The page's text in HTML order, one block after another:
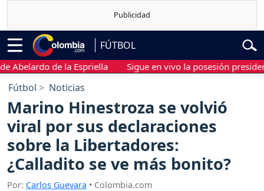
FÚTBOL
de la Espriella Sigue en vivo la posesión presidencial
Fútbol Noticias
Marino Hinestroza se volvió
viral por sus declaraciones
sobre la Libertadores:
¿Calladito se ve más bonito?
Por: Carlos Guevara • Colombia.com